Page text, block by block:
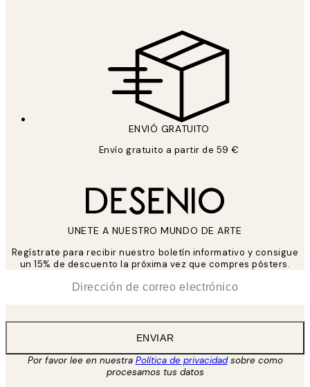
ENVIÓ GRATUITO
Envío gratuito a partir de 59 €
UNETE A NUESTRO MUNDO DE ARTE
Regístrate para recibir nuestro boletín informativo y consigue
un 15% de descuento la próxima vez que compres pósters.
ENVIAR
Por favor lee en nuestra Política de privacidadsobre como
procesamos tus datos